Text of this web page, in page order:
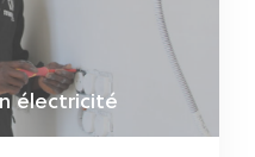
électricité